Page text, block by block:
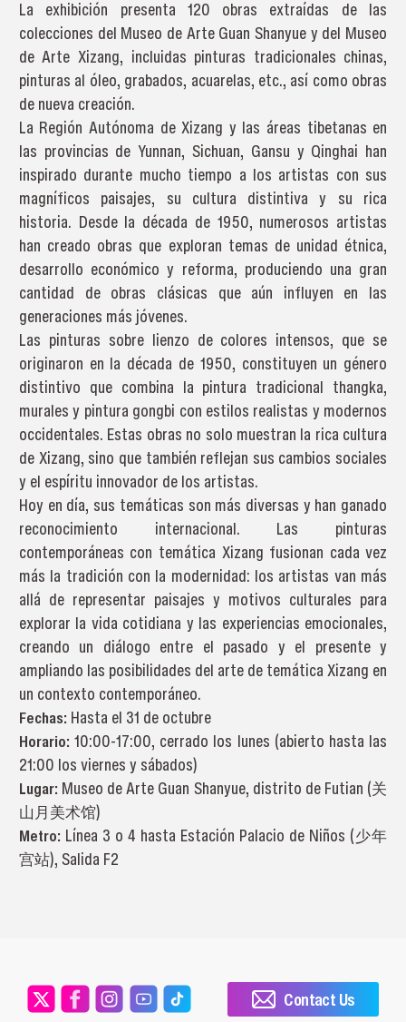
La exhibición presenta 120 obras extraídas de las
colecciones del Museo de Arte Guan Shanyue y del Museo
de Arte Xizang, incluidas pinturas tradicionales chinas,
pinturas al óleo, grabados, acuarelas, etc., así como obras
de nueva creación.
La Región Autónoma de Xizang y las áreas tibetanas en
las provincias de Yunnan, Sichuan, Gansu y Qinghai han
inspirado durante mucho tiempo a los artistas con sus
magníficos paisajes, su cultura distintiva y su rica
historia. Desde la década de 1950, numerosos artistas
han creado obras que exploran temas de unidad étnica,
desarrollo económico y reforma, produciendo una gran
cantidad de obras clásicas que aún influyen en las
generaciones más jóvenes.
Las pinturas sobre lienzo de colores intensos, que se
originaron en la década de 1950, constituyen un género
distintivo que combina la pintura tradicional thangka,
murales y pintura gongbi con estilos realistas y modernos
occidentales. Estas obras no solo muestran la rica cultura
de Xizang, sino que también reflejan sus cambios sociales
y el espíritu innovador de los artistas.
Hoy en día, sus temáticas son más diversas y han ganado
reconocimiento internacional. Las pinturas
contemporáneas con temática Xizang fusionan cada vez
más la tradición con la modernidad: los artistas van más
allá de representar paisajes y motivos culturales para
explorar la vida cotidiana y las experiencias emocionales,
creando un diálogo entre el pasado y el presente y
ampliando las posibilidades del arte de temática Xizang en
un contexto contemporáneo.
Fechas: Hasta el 31 de octubre
Horario:10:00-17:00, cerrado los lunes (abierto hasta las
21:00 los viernes y sábados)
Lugar: Museo de Arte Guan Shanyue, distrito de Futian (关
山月美术馆)
Metro: Línea 3 o 4 hasta Estación Palacio de Niños (少年
宫站), Salida F2
Contact Us